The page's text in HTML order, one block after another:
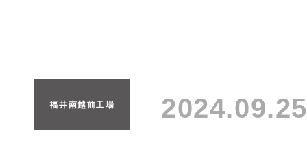
福井南越前工場